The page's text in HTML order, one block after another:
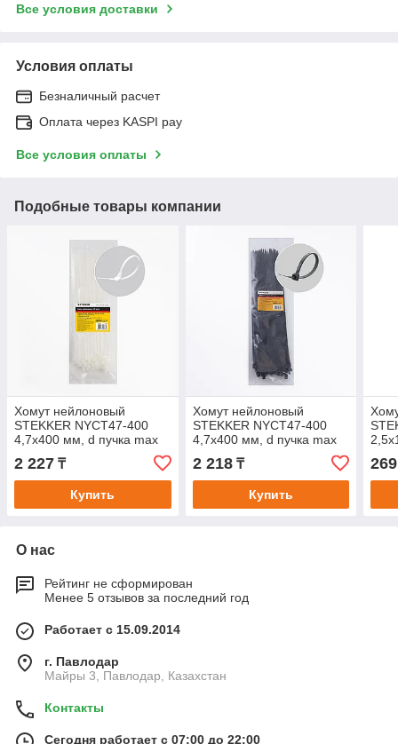
Все условия доставки
Условия оплаты
Безналичный расчет
Оплата через KASPI pay
Все условия оплаты
Подобные товары компании
Хомут нейлоновый
STEKKER NYCT47-400
4,7х400 мм, d пучка max
105 мм, нагрузка 22кг,
белый, упаковка 100 шт
2 227 ₸
Купить
Хомут нейлоновый
STEKKER NYCT47-400
4,7х400 мм, d пучка max
105 мм, нагрузка 22кг,
черный, упаковка 100 шт
2 218₸
Купить
269
О нас
Рейтинг не сформирован
Менее 5 отзывов за последний год
Работает с 15.09.2014
г. Павлодар
Майры 3, Павлодар, Казахстан
Контакты
Сегодня работает с 07:00 до 22:00